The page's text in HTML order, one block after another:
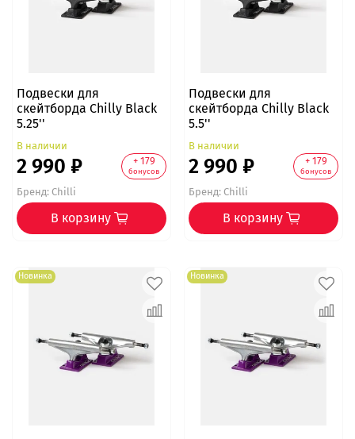
Подвески для
скейтборда Chilly Black
5.25''
В наличии
2 990 ₽ + 179
бонусов
Бренд:Chilli
В корзину
Подвески для
скейтборда Chilly Black
5.5''
В наличии
2 990 ₽ + 179
бонусов
Бренд:Chilli
В корзину
Новинка Новинка